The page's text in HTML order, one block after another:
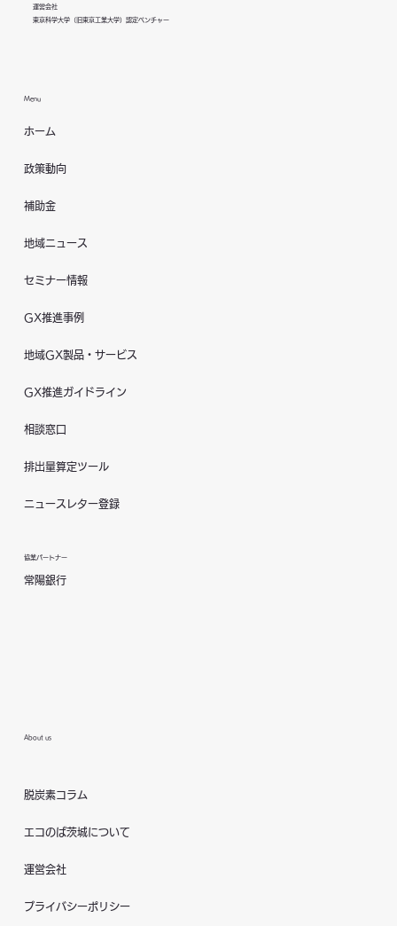
Menu
ホーム
政策動向
補助金
地域ニュース
セミナー情報
GX推進事例
地域GX製品・サービス
GX推進ガイドライン
相談窓口
排出量算定ツール
ニュースレター登録
協業パートナー
常陽銀行
About us
脱炭素コラム
エコのば茨城について
運営会社
プライバシーポリシー
運営会社
東京科学大学（旧東京工業大学）認定ベンチャー